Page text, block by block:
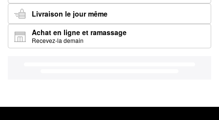
Livraison le jour même
Achat en ligne et ramassage
Recevez-la demain